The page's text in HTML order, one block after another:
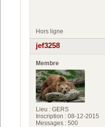
Hors ligne
jef3258
Membre
Lieu : GERS
Inscription : 08-12-2015
Messages : 500